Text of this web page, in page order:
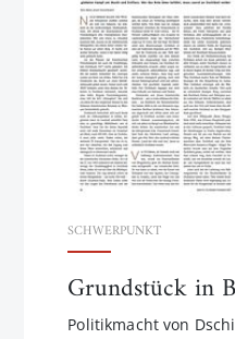
SCHWERPUNKT
Grundstück in
Politikmacht von